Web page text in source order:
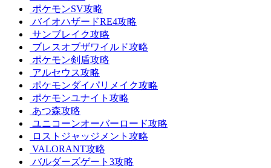
ポケモンSV攻略
バイオハザードRE4攻略
サンブレイク攻略
ブレスオブザワイルド攻略
ポケモン剣盾攻略
アルセウス攻略
ポケモンダイパリメイク攻略
ポケモンユナイト攻略
あつ森攻略
ユニコーンオーバーロード攻略
ロストジャッジメント攻略
VALORANT攻略
バルダーズゲート3攻略